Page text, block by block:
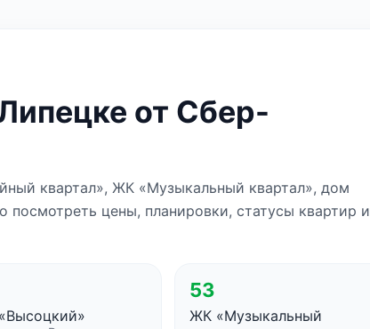
от Сбер-
квартал», ЖК «Музыкальный квартал», дом
цены, планировки, статусы квартир и
53
ЖК «Музыкальный